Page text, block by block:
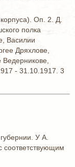
Оп. 2. Д.
полка
Василии
Дряхлове,
- 31.10.1917. 3
У А.
соответствующим